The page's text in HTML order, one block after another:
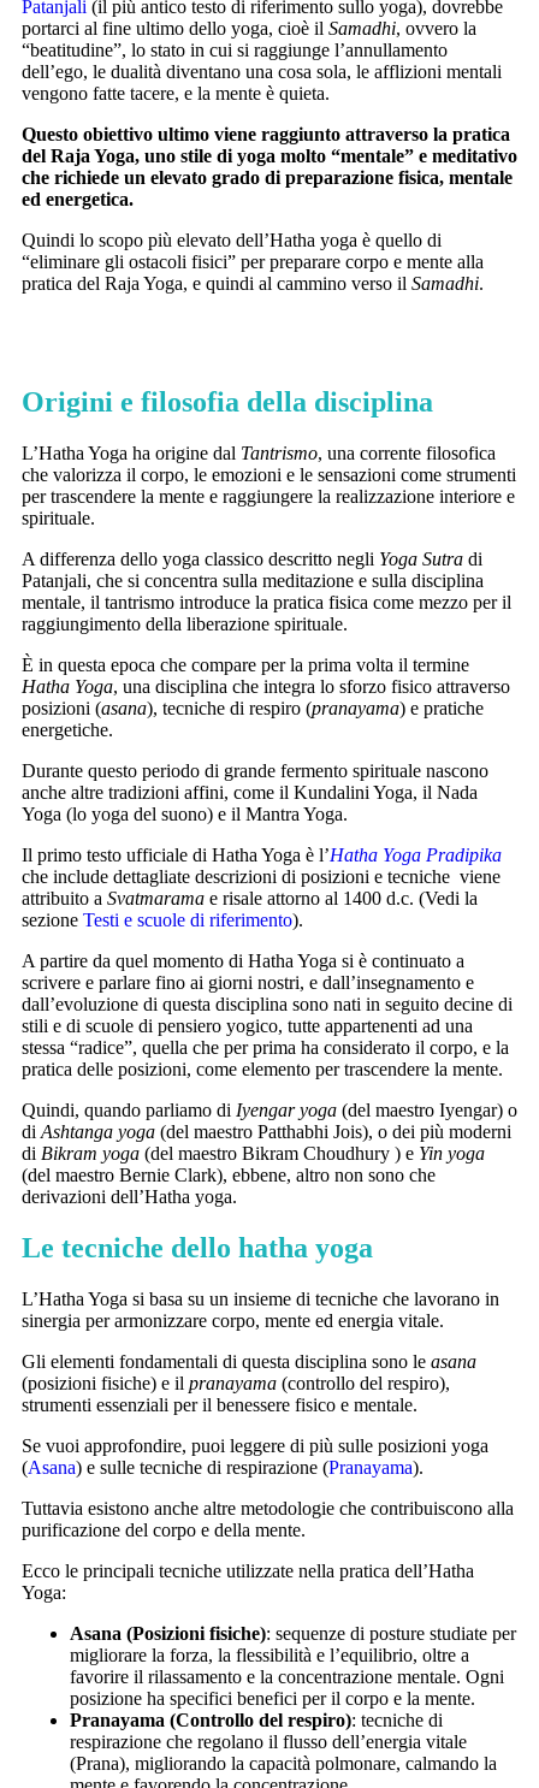
Patanjali (il più antico testo di riferimento sullo yoga), dovrebbe
portarci al fine ultimo dello yoga, cioè il Samadhi, ovvero la
“beatitudine”, lo stato in cui si raggiunge l’annullamento
dell’ego, le dualità diventano una cosa sola, le afflizioni mentali
vengono fatte tacere, e la mente è quieta.
Questo obiettivo ultimo viene raggiunto attraverso la pratica
del Raja Yoga, uno stile di yoga molto “mentale” e meditativo
che richiede un elevato grado di preparazione fisica, mentale
ed energetica.
Quindi lo scopo più elevato dell’Hatha yoga è quello di
“eliminare gli ostacoli fisici” per preparare corpo e mente alla
pratica del Raja Yoga, e quindi al cammino verso il Samadhi.
Origini e filosofia della disciplina
L’Hatha Yoga ha origine dal Tantrismo, una corrente filosofica
che valorizza il corpo, le emozioni e le sensazioni come strumenti
per trascendere la mente e raggiungere la realizzazione interiore e
spirituale.
A differenza dello yoga classico descritto negli Yoga Sutra di
Patanjali, che si concentra sulla meditazione e sulla disciplina
mentale, il tantrismo introduce la pratica fisica come mezzo per il
raggiungimento della liberazione spirituale.
È in questa epoca che compare per la prima volta il termine
Hatha Yoga, una disciplina che integra lo sforzo fisico attraverso
posizioni (asana), tecniche di respiro (pranayama) e pratiche
energetiche.
Durante questo periodo di grande fermento spirituale nascono
anche altre tradizioni affini, come il Kundalini Yoga, il Nada
Yoga (lo yoga del suono) e il Mantra Yoga.
Il primo testo ufficiale di Hatha Yoga è l’Hatha Yoga Pradipika
che include dettagliate descrizioni di posizioni e tecniche viene
attribuito a Svatmarama e risale attorno al 1400 d.c. (Vedi la
sezione Testi e scuole di riferimento).
A partire da quel momento di Hatha Yoga si è continuato a
scrivere e parlare fino ai giorni nostri, e dall’insegnamento e
dall’evoluzione di questa disciplina sono nati in seguito decine di
stili e di scuole di pensiero yogico, tutte appartenenti ad una
stessa “radice”, quella che per prima ha considerato il corpo, e la
pratica delle posizioni, come elemento per trascendere la mente.
Quindi, quando parliamo di Iyengar yoga (del maestro Iyengar) o
di Ashtanga yoga (del maestro Patthabhi Jois), o dei più moderni
di Bikram yoga (del maestro Bikram Choudhury ) e Yin yoga
(del maestro Bernie Clark), ebbene, altro non sono che
derivazioni dell’Hatha yoga.
Le tecniche dello hatha yoga
L’Hatha Yoga si basa su un insieme di tecniche che lavorano in
sinergia per armonizzare corpo, mente ed energia vitale.
Gli elementi fondamentali di questa disciplina sono le asana
(posizioni fisiche) e il pranayama (controllo del respiro),
strumenti essenziali per il benessere fisico e mentale.
Se vuoi approfondire, puoi leggere di più sulle posizioni yoga
(Asana) e sulle tecniche di respirazione (Pranayama).
Tuttavia esistono anche altre metodologie che contribuiscono alla
purificazione del corpo e della mente.
Ecco le principali tecniche utilizzate nella pratica dell’Hatha
Yoga:
Asana (Posizioni fisiche): sequenze di posture studiate per
migliorare la forza, la flessibilità e l’equilibrio, oltre a
favorire il rilassamento e la concentrazione mentale. Ogni
posizione ha specifici benefici per il corpo e la mente.
Pranayama (Controllo del respiro): tecniche di
respirazione che regolano il flusso dell’energia vitale
(Prana), migliorando la capacità polmonare, calmando la